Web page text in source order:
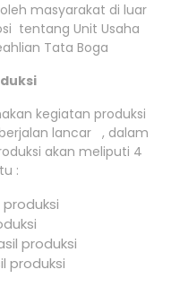
masyarakat di luar
tentang Unit Usaha
Tata Boga
kegiatan produksi
lancar , dalam
akan meliputi 4
:
produksi
produksi